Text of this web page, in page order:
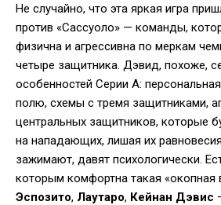
Не случайно, что эта яркая игра
против «Сассуоло» — команды,
физична и агрессивна по меркам
четыре защитника. Дэвид, похоже,
особенностей Серии А:
полю, схемы с тремя защитниками,
центральных защитников, которые
на нападающих, лишая их
зажимают, давят психологически.
которым комфортна такая «окопная
Эспозито, Лаутаро, Кейнан Дэвис